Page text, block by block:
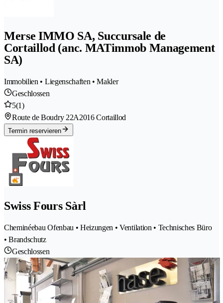
Merse IMMO SA, Succursale de
Cortaillod (anc. MATimmob Management
SA)
Immobilien • Liegenschaften • Makler
Geschlossen
5(1)
Route de Boudry 22A2016 Cortaillod
Termin reservieren
Swiss Fours Sàrl
Cheminéebau Ofenbau • Heizungen • Ventilation • Technisches Büro
• Brandschutz
Geschlossen